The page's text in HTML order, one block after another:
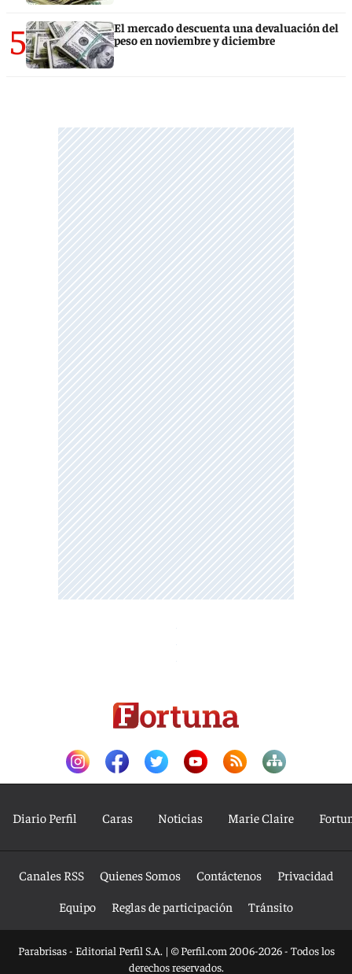
5
El mercado descuenta una devaluación del
peso en noviembre y diciembre
Diario Perfil Caras Noticias Marie Claire
Canales RSS Quienes Somos Contáctenos
Privacidad
Equipo
Reglas de participación Tránsito
Parabrisas - Editorial Perfil S.A. | © Perfil.com 2006-2026 - Todos los
derechos reservados.